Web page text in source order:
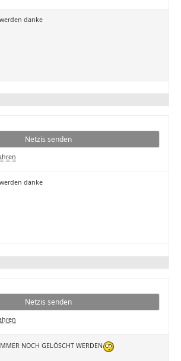
danke
Netzis senden
danke
Netzis senden
NOCH GELÖSCHT WERDEN